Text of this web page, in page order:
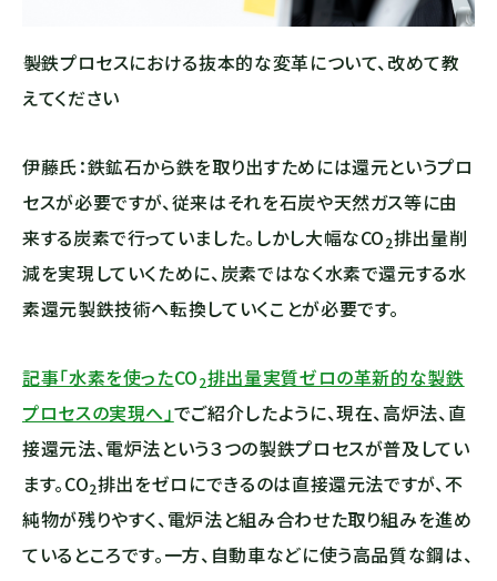
――製鉄プロセスにおける抜本的な変革について、改めて教
えてください
伊藤氏：鉄鉱石から鉄を取り出すためには還元というプロ
セスが必要ですが、従来はそれを石炭や天然ガス等に由
来する炭素で行っていました。しかし大幅なCO2排出量削
減を実現していくために、炭素ではなく水素で還元する水
素還元製鉄技術へ転換していくことが必要です。
記事「水素を使ったCO2排出量実質ゼロの革新的な製鉄
プロセスの実現へ」でご紹介したように、現在、高炉法、直
接還元法、電炉法という３つの製鉄プロセスが普及してい
ます。CO2排出をゼロにできるのは直接還元法ですが、不
純物が残りやすく、電炉法と組み合わせた取り組みを進め
ているところです。一方、自動車などに使う高品質な鋼は、